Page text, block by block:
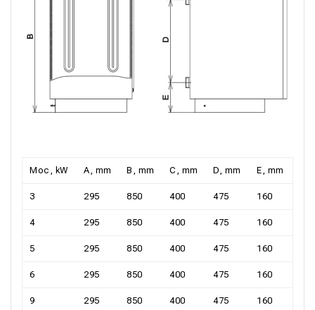
Moc, kW A, mm B, mm C, mm D, mm E, mm
3 295 850 400 475 160
4 295 850 400 475 160
5 295 850 400 475 160
6 295 850 400 475 160
9 295 850 400 475 160